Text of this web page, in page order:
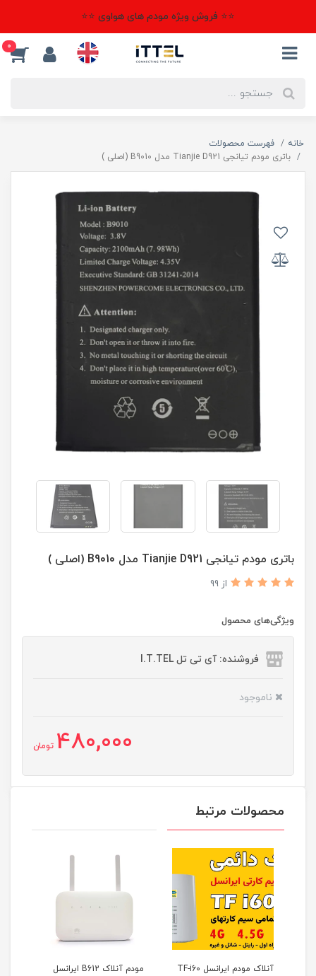
⭐⭐ فروش ویژه مودم های هواوی ⭐⭐
0
خانه
فهرست محصولات
باتری مودم تیانجی Tianjie D921 مدل B9010 (اصلی )
باتری مودم تیانجی Tianjie D921 مدل B9010 (اصلی )
از 99
ویژگی‌های محصول
فروشنده: آی تی تل I.T.TEL
ناموجود
480,000 تومان
محصولات مرتبط
آنلاک مودم ایرانسل TF-i60
مودم آنلاک B612 ایرانسل